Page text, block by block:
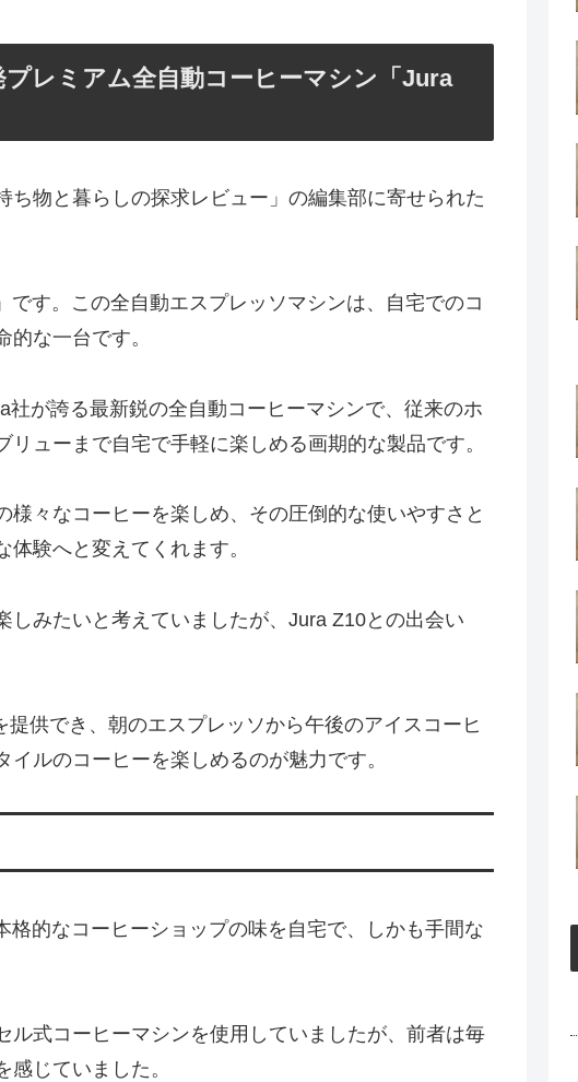
レミアム全自動コーヒーマシン「Jura
物と暮らしの探求レビュー」の編集部に寄せられた
す。この全自動エスプレッソマシンは、自宅でのコ
な一台です。
社が誇る最新鋭の全自動コーヒーマシンで、従来のホ
ューまで自宅で手軽に楽しめる画期的な製品です。
々なコーヒーを楽しめ、その圧倒的な使いやすさと
験へと変えてくれます。
みたいと考えていましたが、Jura Z10との出会い
供でき、朝のエスプレッソから午後のアイスコーヒ
ルのコーヒーを楽しめるのが魅力です。
的なコーヒーショップの味を自宅で、しかも手間な
ル式コーヒーマシンを使用していましたが、前者は毎
じていました。